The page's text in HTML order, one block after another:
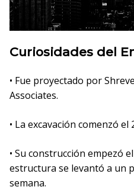
Curiosidades del
• Fue proyectado por
Associates.
• La excavación comenzó el
• Su construcción empezó
estructura se levantó a un
semana.